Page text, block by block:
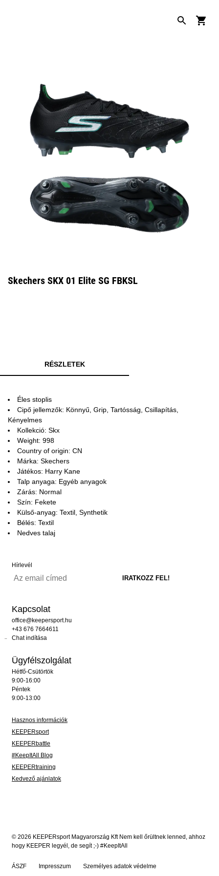
Skechers SKX 01 Elite SG FBKSL
RÉSZLETEK
Éles stoplis
Cipő jellemzők: Könnyű, Grip, Tartósság, Csillapítás,
Kényelmes
Kollekció: Skx
Weight: 998
Country of origin: CN
Márka: Skechers
Játékos: Harry Kane
Talp anyaga: Egyéb anyagok
Zárás: Normal
Szín: Fekete
Külső-anyag: Textil, Synthetik
Bélés: Textil
Nedves talaj
Hírlevél
Kapcsolat
office@keepersport.hu
+43 676 7664611
Chat indítása
Ügyfélszolgálat
Hétfő-Csütörtök
9:00-16:00
Péntek
9:00-13:00
Hasznos információk
KEEPERsport
KEEPERbattle
#KeepItAll Blog
KEEPERtraining
Kedvező ajánlatok
© 2026 KEEPERsport Magyarország Kft Nem kell őrültnek lenned, ahhoz
hogy KEEPER legyél, de segít ;-) #KeepItAll
ÁSZF Impresszum Személyes adatok védelme